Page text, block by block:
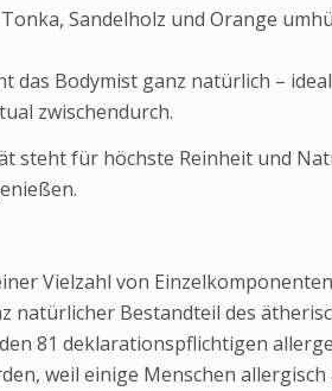
Sandelholz und Orange
das Bodymist ganz natürlich –
zwischendurch.
steht für höchste Reinheit und
Vielzahl von
natürlicher Bestandteil des
81 deklarationspflichtigen
weil einige Menschen